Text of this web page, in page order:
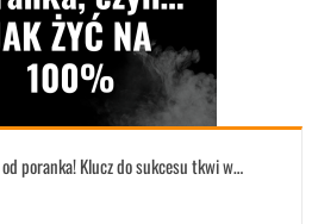
od poranka! Klucz do sukcesu tkwi w…